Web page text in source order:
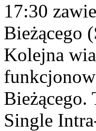
17:30
Bieżącego
Kolejna
Bieżącego.
Single